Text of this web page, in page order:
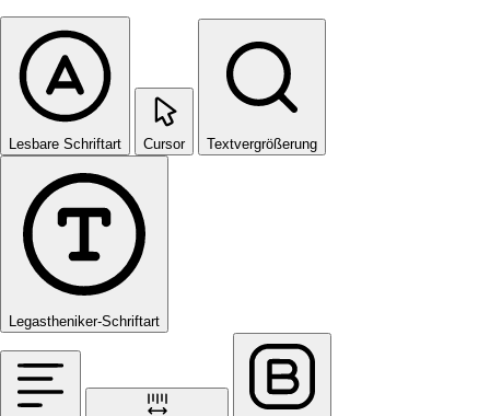
Lesbare Schriftart Cursor Textvergrößerung
Legastheniker-Schriftart